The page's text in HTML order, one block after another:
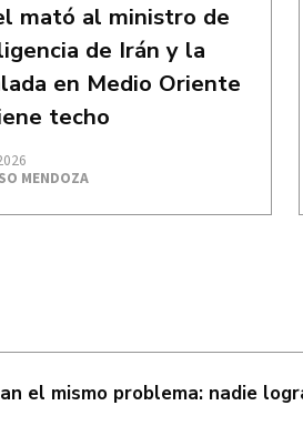
mató al ministro de
de Irán y la
en Medio Oriente
techo
MENDOZA
el mismo problema: nadie